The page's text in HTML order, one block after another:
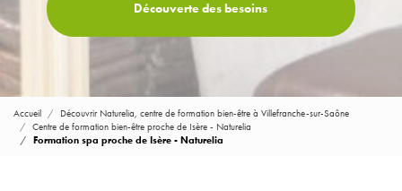
Découverte des besoins
Accueil
Découvrir Naturelia, centre de formation bien-être à Villefranche-sur-Saône
Centre de formation bien-être proche de Isère - Naturelia
Formation spa proche de Isère - Naturelia